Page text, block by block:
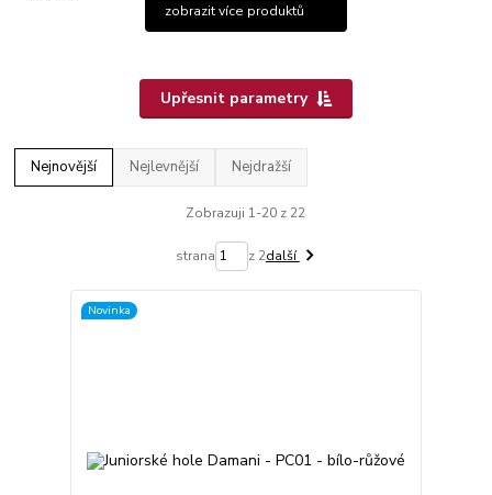
zobrazit více produktů
Upřesnit parametry
Nejnovější Nejlevnější Nejdražší
Zobrazuji 1-20 z 22
strana z 2další
Novinka